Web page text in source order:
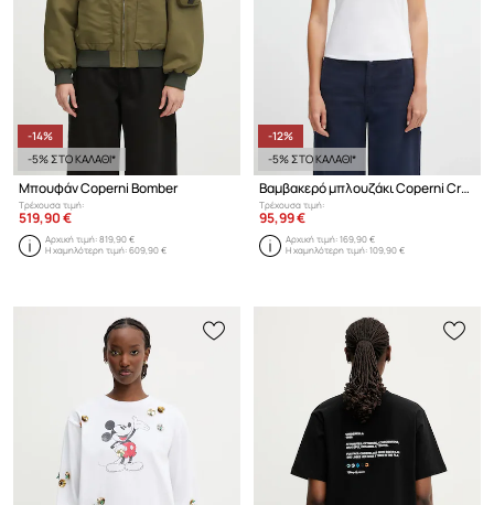
-14%
-5% ΣΤΟ ΚΑΛΑΘΙ*
Μπουφάν Coperni Bomber
Τρέχουσα τιμή:
519,90 €
Αρχική τιμή:819,90 €
Η χαμηλότερη τιμή:609,90 €
-12%
-5% ΣΤΟ ΚΑΛΑΘΙ*
Βαμβακερό μπλουζάκι Coperni Crystal Logo
Τρέχουσα τιμή:
95,99 €
Αρχική τιμή:169,90 €
Η χαμηλότερη τιμή:109,90 €